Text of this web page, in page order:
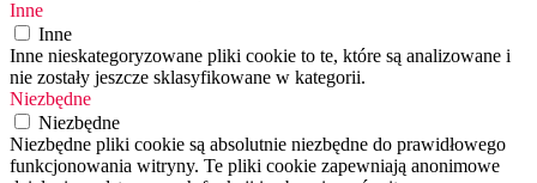
Inne
Inne
Inne nieskategoryzowane pliki cookie to te, które są analizowane i
nie zostały jeszcze sklasyfikowane w kategorii.
Niezbędne
Niezbędne
Niezbędne pliki cookie są absolutnie niezbędne do prawidłowego
funkcjonowania witryny. Te pliki cookie zapewniają anonimowe